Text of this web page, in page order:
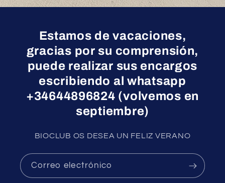
Estamos de vacaciones,
gracias por su comprensión,
puede realizar sus encargos
escribiendo al whatsapp
+34644896824 (volvemos en
septiembre)
BIOCLUB OS DESEA UN FELIZ VERANO
Correo electrónico